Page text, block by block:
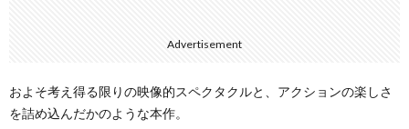
Advertisement
およそ考え得る限りの映像的スペクタクルと、アクションの楽しさ
を詰め込んだかのような本作。